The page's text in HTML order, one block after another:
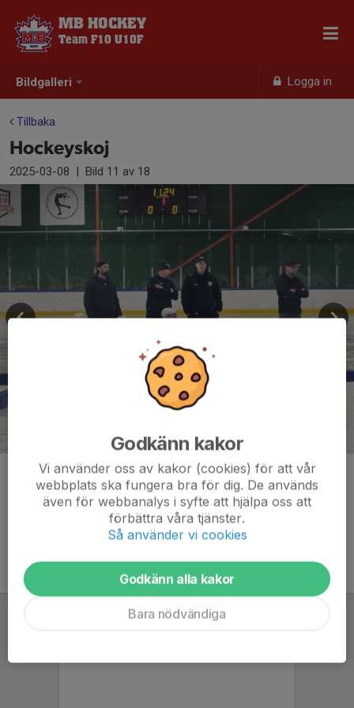
Bildgalleri Logga in
MB HOCKEY
Team F10 U10F
Tillbaka
Hockeyskoj
2025-03-08 | Bild 11 av 18
Kommentarer
Godkänn kakor
Vi använder oss av kakor (cookies) för att vår
webbplats ska fungera bra för dig. De används
även för webbanalys i syfte att hjälpa oss att
förbättra våra tjänster.
Så använder vi cookies
Godkänn alla kakor
Bara nödvändiga